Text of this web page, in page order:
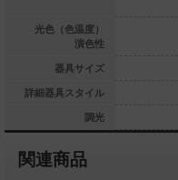
光色（色温度）
演色性
器具サイズ
詳細器具スタイル
調光
色（3000K）
89×284
防犯灯
関連商品